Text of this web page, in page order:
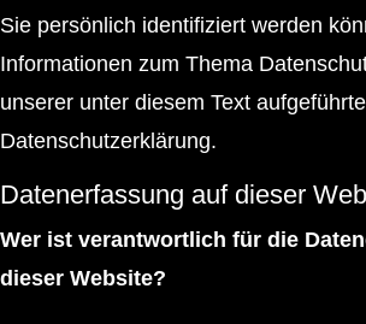
Sie persönlich identifiziert werden
Informationen zum Thema
unserer unter diesem Text
Datenschutzerklärung.
Datenerfassung auf dieser
Wer ist verantwortlich für die
dieser Website?